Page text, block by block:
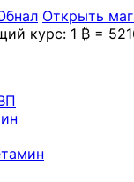
Открыть
курс: 1 ₿ =